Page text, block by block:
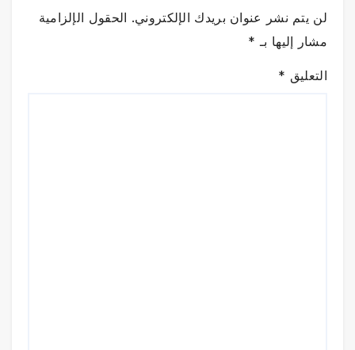
لن يتم نشر عنوان بريدك الإلكتروني. الحقول الإلزامية
مشار إليها بـ *
التعليق *